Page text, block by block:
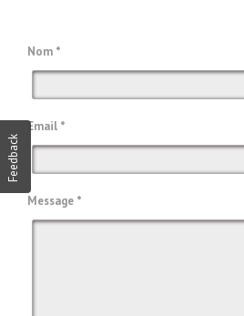
Nom *
Email *
Message *
Feedback